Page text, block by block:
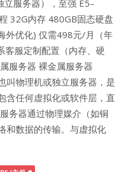
立服务器），至强 E5–
32G内存 480GB固态硬盘
外优化) 仅需498元/月（年
服定制配置（内存、硬
服务器 ‌‌裸金属服务器
叫物理机或独立服务器，是
含任何虚拟化或软件层，直
务器通过物理媒介（如铜
和数据的传输。与虚拟化